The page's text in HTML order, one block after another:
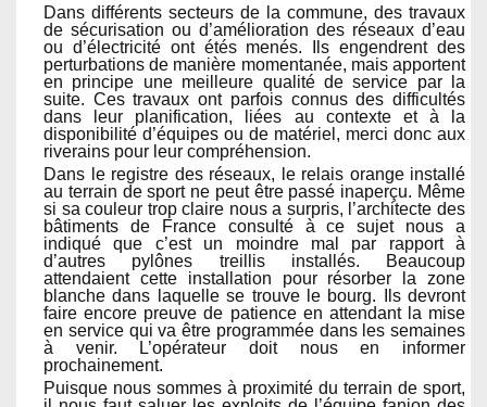
Dans différents secteurs de la commune, des travaux
de sécurisation ou d’amélioration des réseaux d’eau
ou d’électricité ont étés menés. Ils engendrent des
perturbations de manière momentanée, mais apportent
en principe une meilleure qualité de service par la
suite. Ces travaux ont parfois connus des difficultés
dans leur planification, liées au contexte et à la
disponibilité d’équipes ou de matériel, merci donc aux
riverains pour leur compréhension.
Dans le registre des réseaux, le relais orange installé
au terrain de sport ne peut être passé inaperçu. Même
si sa couleur trop claire nous a surpris, l’architecte des
bâtiments de France consulté à ce sujet nous a
indiqué que c’est un moindre mal par rapport à
d’autres pylônes treillis installés. Beaucoup
attendaient cette installation pour résorber la zone
blanche dans laquelle se trouve le bourg. Ils devront
faire encore preuve de patience en attendant la mise
en service qui va être programmée dans les semaines
à venir. L’opérateur doit nous en informer
prochainement.
Puisque nous sommes à proximité du terrain de sport,